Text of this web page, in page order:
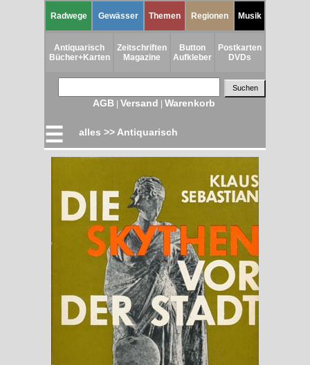
Radwege Gewässer Themen Regionen Musik
Antiquarisch
Bücher+Karten
Zeitschriften
Magazine
Button
Aufkleber
Postkarten
DVDs
AGB | Versand | Warenkorb
☰ alles >> Antiquarisch